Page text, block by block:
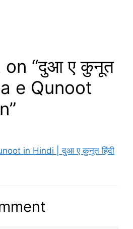
“दुआ ए कुनूत
e Qunoot
in Hindi | दुआ ए कुनूत हिंदी